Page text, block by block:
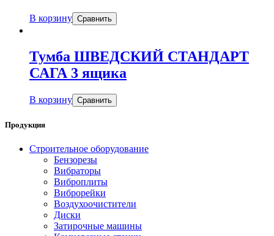
В корзину Сравнить
Тумба ШВЕДСКИЙ СТАНДАРТ
САГА 3 ящика
В корзину Сравнить
Продукция
Строительное оборудование
Бензорезы
Вибраторы
Виброплиты
Виброрейки
Воздухоочистители
Диски
Затирочные машины